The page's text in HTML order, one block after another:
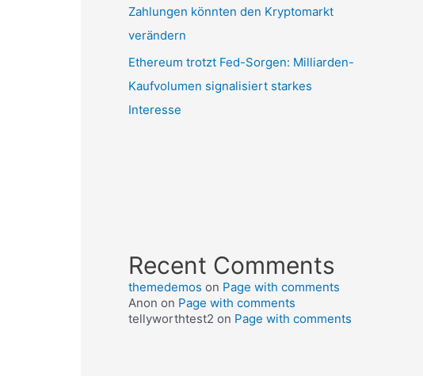
Zahlungen könnten den Kryptomarkt
verändern
Ethereum trotzt Fed-Sorgen: Milliarden-
Kaufvolumen signalisiert starkes
Interesse
Recent Comments
themedemos on Page with comments
Anon on Page with comments
tellyworthtest2 on Page with comments